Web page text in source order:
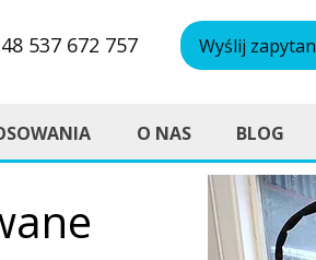
537 672 757 Wyślij
O NAS BLOG